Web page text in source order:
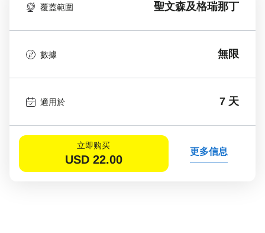
覆蓋範圍 聖文森及格瑞那丁
數據 無限
適用於 7 天
立即购买
USD 22.00
更多信息